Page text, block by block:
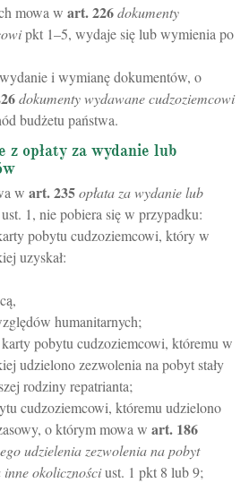
mowa w art.226dokumenty
pkt 1–5, wydaje się lub wymienia po
i wymianę dokumentów, o
dokumenty wydawane cudzoziemcowi
budżetu państwa.
opłaty za wydanie lub
w art.235opłata za wydanie lub
ust. 1, nie pobiera się w przypadku:
pobytu cudzoziemcowi, który w
uzyskał:
humanitarnych;
pobytu cudzoziemcowi, któremu w
udzielono zezwolenia na pobyt stały
rodziny repatrianta;
cudzoziemcowi, któremu udzielono
o którym mowa w art. 186
udzielenia zezwolenia na pobyt
inne okolicznościust. 1 pkt 8 lub 9;